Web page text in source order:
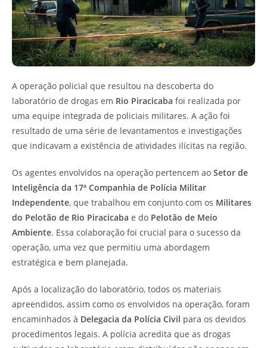
A operação policial que resultou na descoberta do
laboratório de drogas em Rio Piracicaba foi realizada por
uma equipe integrada de policiais militares. A ação foi
resultado de uma série de levantamentos e investigações
que indicavam a existência de atividades ilícitas na região.
Os agentes envolvidos na operação pertencem ao Setor de
Inteligência da 17ª Companhia de Polícia Militar
Independente, que trabalhou em conjunto com os Militares
do Pelotão de Rio Piracicaba e do Pelotão de Meio
Ambiente. Essa colaboração foi crucial para o sucesso da
operação, uma vez que permitiu uma abordagem
estratégica e bem planejada.
Após a localização do laboratório, todos os materiais
apreendidos, assim como os envolvidos na operação, foram
encaminhados à Delegacia da Polícia Civil para os devidos
procedimentos legais. A polícia acredita que as drogas